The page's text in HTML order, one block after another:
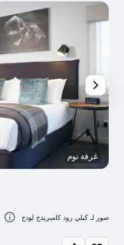
غرفة نوم
صور لـ كيلي رود كامبريدج لودج